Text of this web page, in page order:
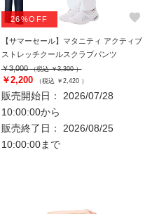
26%OFF favorite
【サマーセール】マタニティ アクティブ
ストレッチクールスクラブパンツ
￥3,000（税込 ￥3,300 ）
￥2,200 （税込 ￥2,420 ）
販売開始日： 2026/07/28
10:00:00から
販売終了日： 2026/08/25
10:00:00まで